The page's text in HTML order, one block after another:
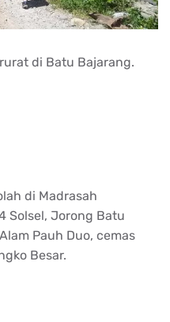
di Batu Bajarang.
di Madrasah
Solsel, Jorong Batu
Pauh Duo, cemas
Besar.